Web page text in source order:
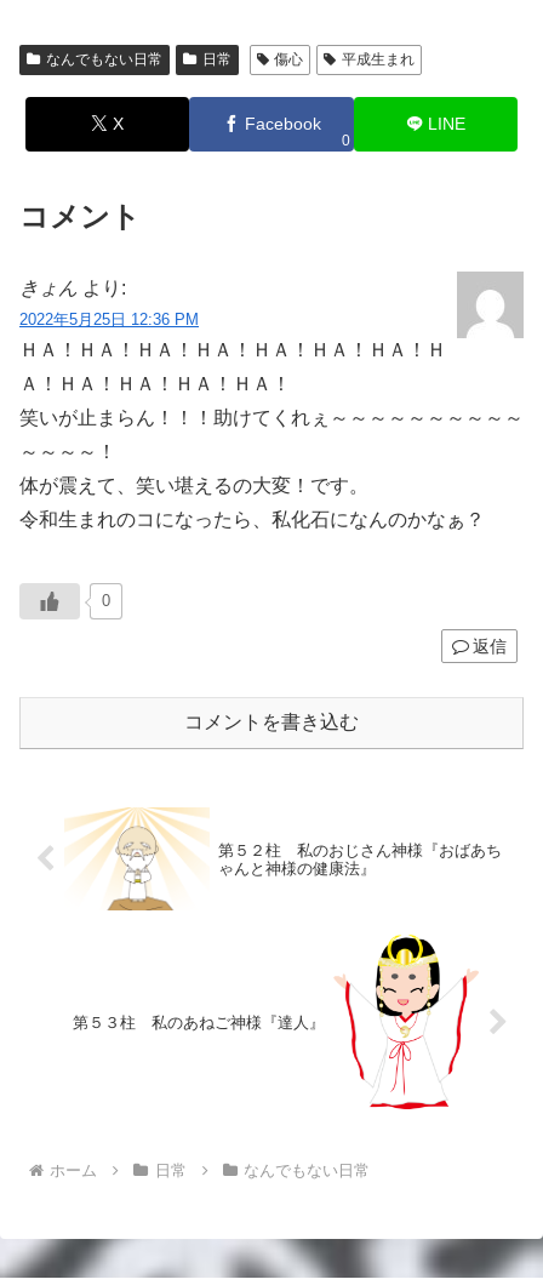
なんでもない日常 日常 傷心 平成生まれ
X Facebook
0
LINE
コメント
きょん より:
2022年5月25日 12:36 PM
ＨＡ！ＨＡ！ＨＡ！ＨＡ！ＨＡ！ＨＡ！ＨＡ！Ｈ
Ａ！ＨＡ！ＨＡ！ＨＡ！ＨＡ！
笑いが止まらん！！！助けてくれぇ～～～～～～～～～～
～～～～！
体が震えて、笑い堪えるの大変！です。
令和生まれのコになったら、私化石になんのかなぁ？
0
返信
コメントを書き込む
第５２柱 私のおじさん神様『おばあち
ゃんと神様の健康法』
第５３柱 私のあねご神様『達人』
ホーム 日常 なんでもない日常